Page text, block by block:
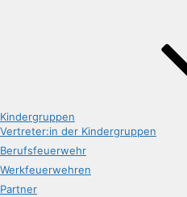
Kindergruppen
Vertreter:in der Kindergruppen
Berufsfeuerwehr
Werkfeuerwehren
Partner